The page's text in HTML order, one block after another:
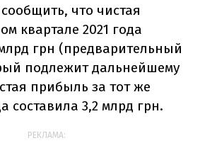
что чистая
квартале 2021 года
млрд грн (предварительный
подлежит дальнейшему
прибыль за тот же
составила 3,2 млрд грн.
РЕКЛАМА: